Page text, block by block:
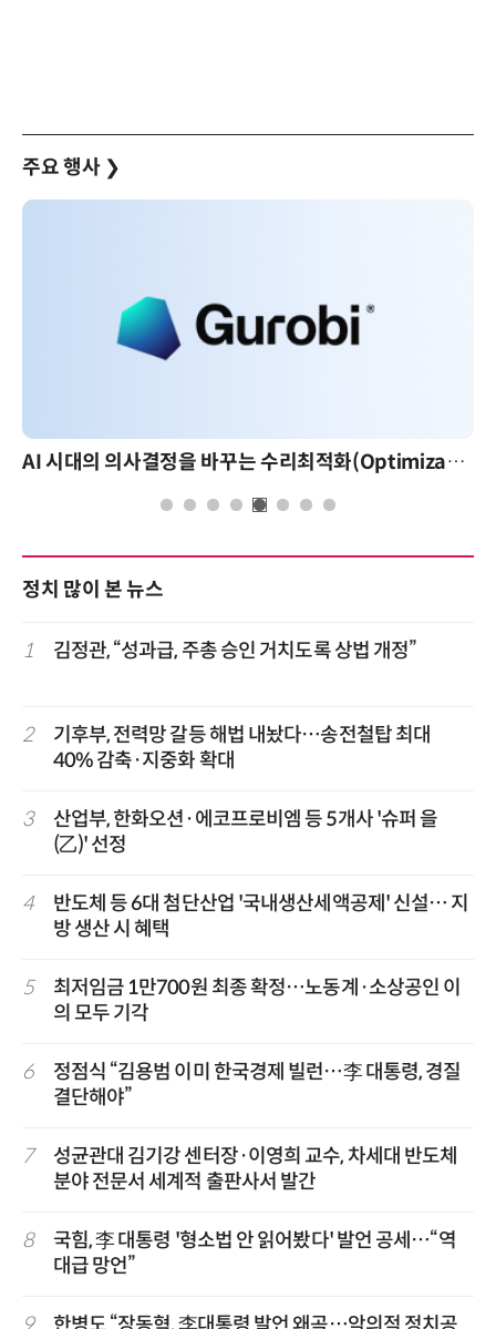
주요 행사 ❯
AI 시대의 의사결정을 바꾸는 수리최적화(Optimization): 실제 산업 적용 사례와 활용 전략
정치 많이 본 뉴스
1 김정관, “성과급, 주총 승인 거치도록 상법 개정”
2
기후부, 전력망 갈등 해법 내놨다…송전철탑 최대
40% 감축·지중화 확대
3
산업부, 한화오션·에코프로비엠 등 5개사 '슈퍼 을
(乙)' 선정
4
반도체 등 6대 첨단산업 '국내생산세액공제' 신설… 지
방 생산 시 혜택
5
최저임금 1만700원 최종 확정…노동계·소상공인 이
의 모두 기각
6
정점식 “김용범 이미 한국경제 빌런…李 대통령, 경질
결단해야”
7
성균관대 김기강 센터장·이영희 교수, 차세대 반도체
분야 전문서 세계적 출판사서 발간
8
국힘, 李 대통령 '형소법 안 읽어봤다' 발언 공세…“역
대급 망언”
9
한병도 “장동혁, 李대통령 발언 왜곡…악의적 정치공